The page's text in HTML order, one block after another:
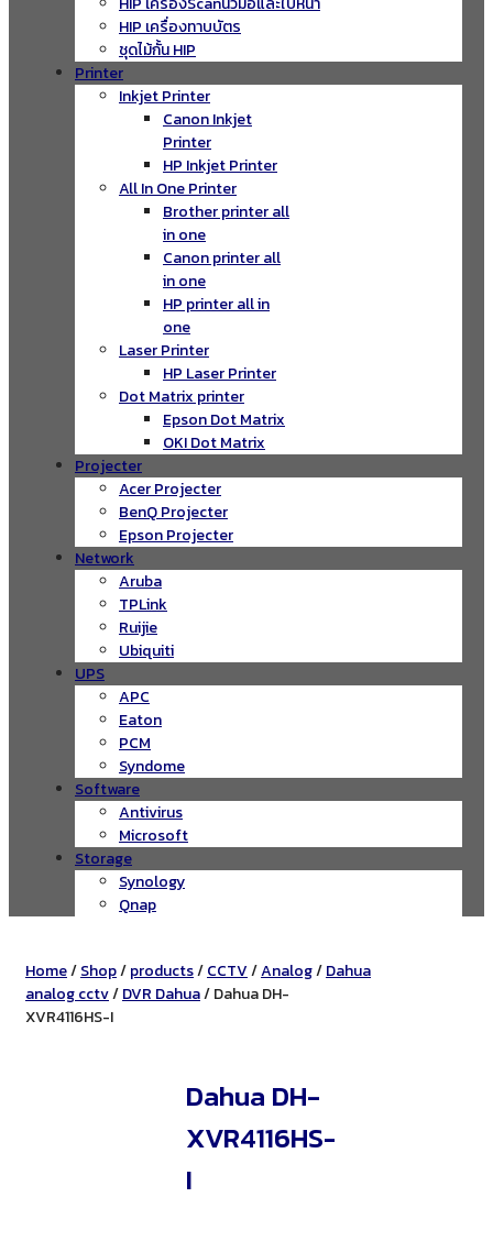
HIP เครื่องทาบบัตร
ชุดไม้กั้น HIP
Printer
Inkjet Printer
Canon Inkjet
Printer
HP Inkjet Printer
All In One Printer
Brother printer all
in one
Canon printer all
in one
HP printer all in
one
Laser Printer
HP Laser Printer
Dot Matrix printer
Epson Dot Matrix
OKI Dot Matrix
Projecter
Acer Projecter
BenQ Projecter
Epson Projecter
Network
Aruba
TPLink
Ruijie
Ubiquiti
UPS
APC
Eaton
PCM
Syndome
Software
Antivirus
Microsoft
Storage
Synology
Qnap
Home/Shop/products/CCTV/Analog/Dahua
analog cctv/DVR Dahua/ Dahua DH-
XVR4116HS-I
Dahua DH-
XVR4116HS-
I